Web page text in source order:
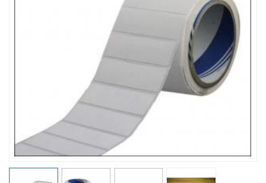
Português
Nederland
عربي